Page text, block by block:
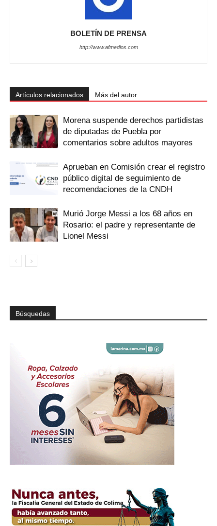
BOLETÍN DE PRENSA
http://www.afmedios.com
Artículos relacionados Más del autor
Morena suspende derechos partidistas
de diputadas de Puebla por
comentarios sobre adultos mayores
Aprueban en Comisión crear el registro
público digital de seguimiento de
recomendaciones de la CNDH
Murió Jorge Messi a los 68 años en
Rosario: el padre y representante de
Lionel Messi
Búsquedas